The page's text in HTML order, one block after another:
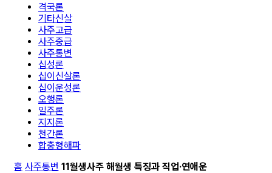
격국론
기타신살
사주고급
사주중급
사주통변
십성론
십이신살론
십이운성론
오행론
일주론
지지론
천간론
합충형해파
홈 사주통변 11월생사주 해월생 특징과 직업·연애운